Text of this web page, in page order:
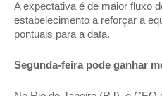
A expectativa é de maior fluxo
estabelecimento a reforçar a
pontuais para a data.
Segunda-feira pode ganhar